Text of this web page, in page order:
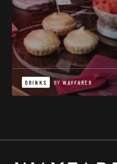
DRINKS BY WAYFARER